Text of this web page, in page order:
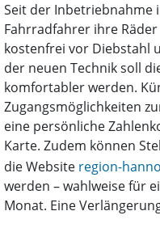
Seit der Inbetriebnahme
Fahrradfahrer ihre
kostenfrei vor Diebstahl
der neuen Technik soll
komfortabler werden.
Zugangsmöglichkeiten
eine persönliche
Karte. Zudem können
die Website region-
werden – wahlweise für
Monat. Eine